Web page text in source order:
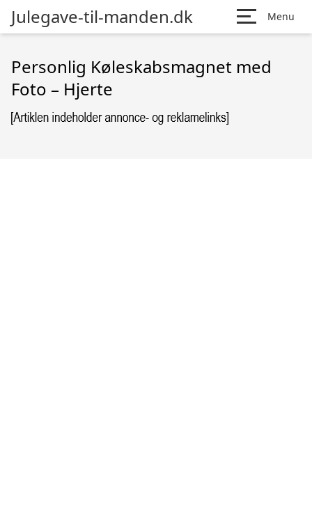
Julegave-til-manden.dk Menu
Personlig Køleskabsmagnet med
Foto – Hjerte